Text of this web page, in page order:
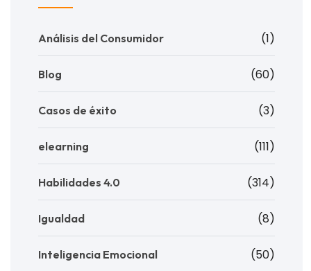
Análisis del Consumidor (1)
Blog (60)
Casos de éxito (3)
elearning (111)
Habilidades 4.0 (314)
Igualdad (8)
Inteligencia Emocional (50)